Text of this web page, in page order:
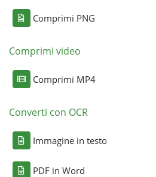
Comprimi PNG
Comprimi video
Comprimi MP4
Converti con OCR
Immagine in testo
PDF in Word